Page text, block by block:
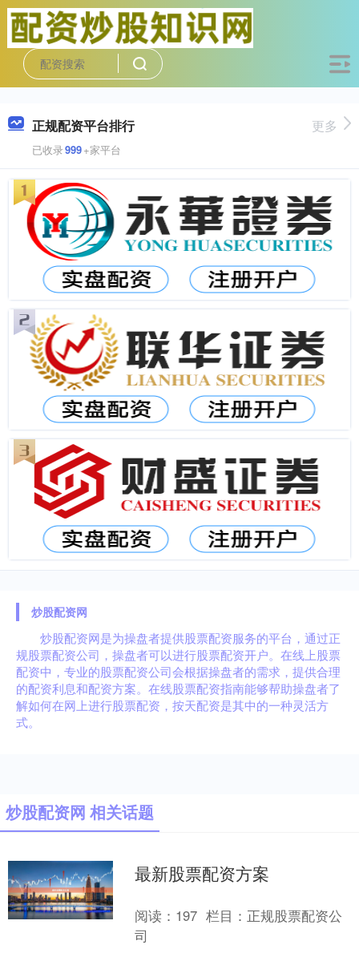
正规配资平台排行
已收录999+家平台
更多
炒股配资网
炒股配资网是为操盘者提供股票配资服务的平台，通过正
规股票配资公司，操盘者可以进行股票配资开户。在线上股票
配资中，专业的股票配资公司会根据操盘者的需求，提供合理
的配资利息和配资方案。在线股票配资指南能够帮助操盘者了
解如何在网上进行股票配资，按天配资是其中的一种灵活方
式。
炒股配资网 相关话题
最新股票配资方案
阅读： 197 栏目： 正规股票配资公
司